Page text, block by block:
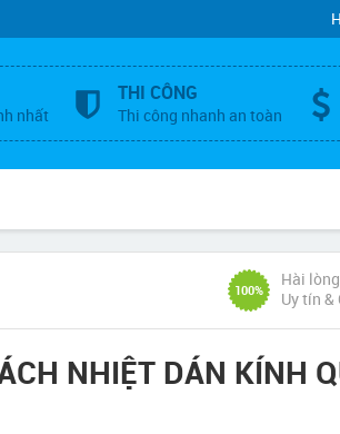
nhất
THI CÔNG
Thi công nhanh an toàn
100%
Hài lòng
Uy tín &
NHIỆT DÁN KÍNH